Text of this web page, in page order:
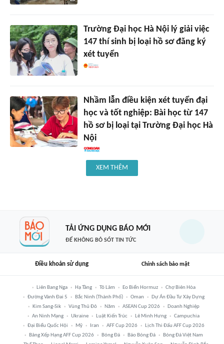
Trường Đại học Hà Nội lý giải việc
147 thí sinh bị loại hồ sơ đăng ký
xét tuyển
Nhầm lẫn điều kiện xét tuyển đại
học và tốt nghiệp: Bài học từ 147
hồ sơ bị loại tại Trường Đại học Hà
Nội
XEM THÊM
TẢI ỨNG DỤNG BÁO MỚI
ĐỂ KHÔNG BỎ SÓT TIN TỨC
Điều khoản sử dụng Chính sách bảo mật
Liên Bang Nga Hạ Tầng Tô Lâm Eo Biển Hormuz
Chợ Biên Hòa
Đường Vành Đai 5
Bắc Ninh (thành Phố) Oman
Dự Án Đầu Tư Xây Dựng
Kim Sang-Sik
Vùng Thủ Đô Năm ASEAN Cup 2026
Doanh Nghiệp
An Ninh Mạng
Ukraine Luật Kiến Trúc Lê Minh Hưng
Campuchia
Đại Biểu Quốc Hội
Mỹ Iran AFF Cup 2026
Lịch Thi Đấu AFF Cup 2026
Bảng Xếp Hạng AFF Cup 2026
Bóng Đá Báo Bóng Đá
Bóng Đá Việt Nam